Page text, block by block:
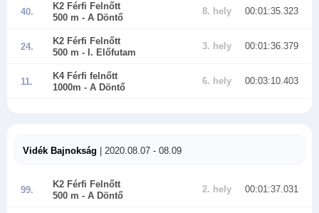
40.
K2 Férfi Felnőtt
500 m - A Döntő
8. hely 00:01:35.323
24.
K2 Férfi Felnőtt
500 m - I. Előfutam
3. hely 00:01:36.379
11.
K4 Férfi felnőtt
1000m - A Döntő
6. hely 00:03:10.403
Vidék Bajnokság | 2020.08.07 - 08.09
99.
K2 Férfi Felnőtt
500 m - A Döntő
2. hely 00:01:37.031